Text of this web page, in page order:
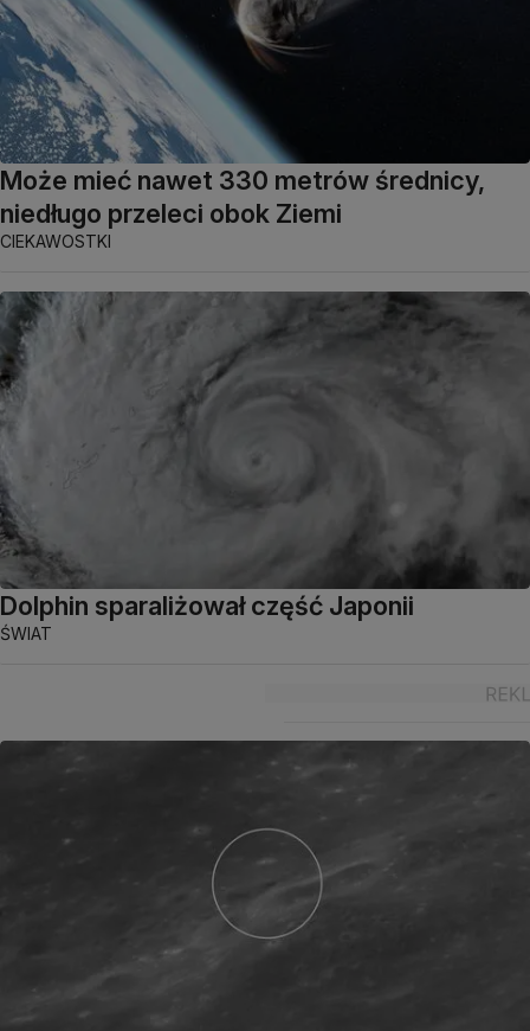
Może mieć nawet 330 metrów średnicy,
niedługo przeleci obok Ziemi
CIEKAWOSTKI
Dolphin sparaliżował część Japonii
ŚWIAT